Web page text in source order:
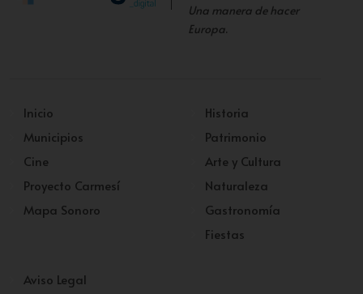
Una manera de hacer
Europa.
Inicio
Municipios
Cine
Proyecto Carmesí
Mapa Sonoro
Historia
Patrimonio
Arte y Cultura
Naturaleza
Gastronomía
Fiestas
Aviso Legal